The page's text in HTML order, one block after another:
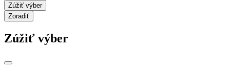
Zúžiť výber
Zoradiť
Zúžiť výber